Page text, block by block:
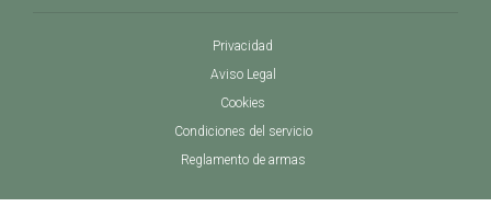
Privacidad
Aviso Legal
Cookies
Condiciones del servicio
Reglamento de armas